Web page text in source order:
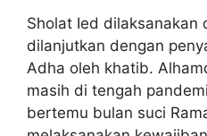
Sholat Ied dilaksanakan
dilanjutkan dengan
Adha oleh khatib.
masih di tengah
bertemu bulan suci